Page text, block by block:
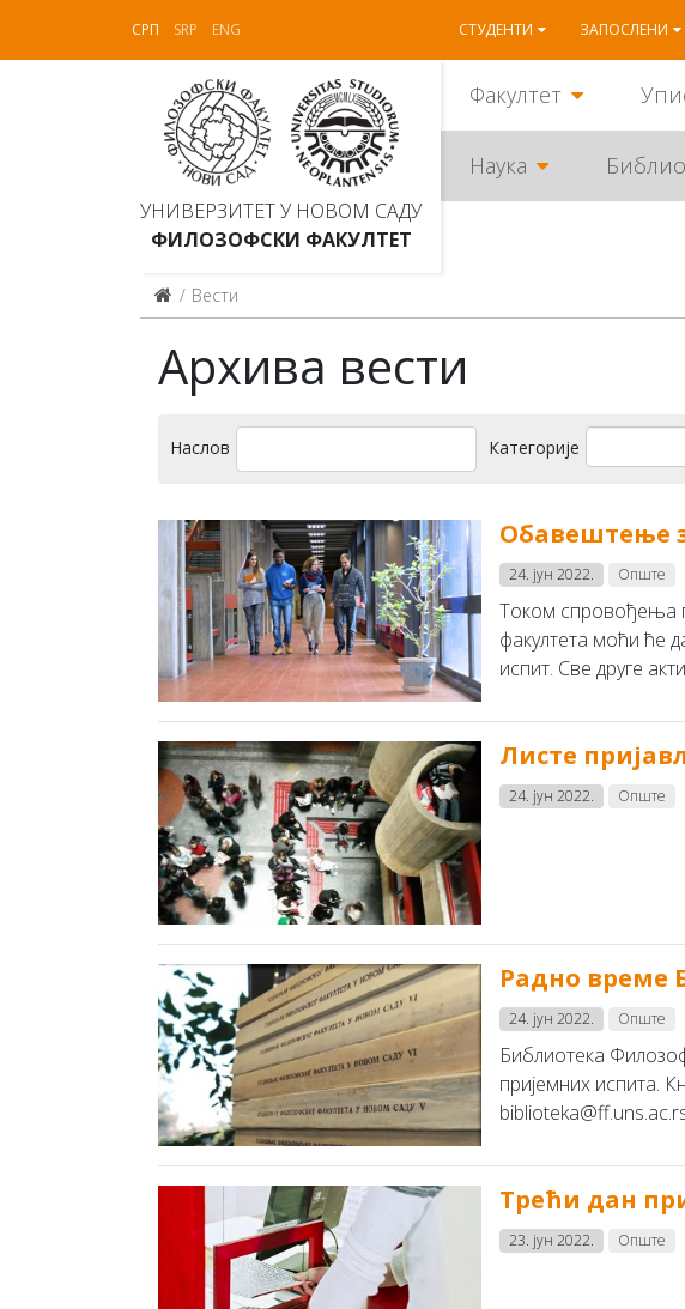
СРП SRP ENG СТУДЕНТИ ЗАПОСЛЕНИ
УНИВЕРЗИТЕТ У НОВОМ САДУ
ФИЛОЗОФСКИ ФАКУЛТЕТ
Факултет
Наука
Вести
Архива вести
Наслов Категорије
Обавештење
24. јун 2022. Опште
Током спровођења
факултета моћи ће
испит. Све друге
Листе
24. јун 2022. Опште
Радно време
24. јун 2022. Опште
Библиотека
пријемних испита.
Трећи дан
23. јун 2022. Опште